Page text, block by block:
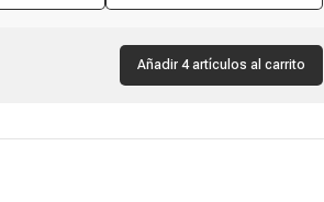
dpi, 4
Añadir 4 artículos al carrito